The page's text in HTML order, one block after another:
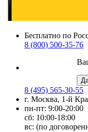
Бесплатно по
8 (800) 500-35-76
8 (495) 565-30-55
г. Москва, 1-й
пн-пт: 9:00-20:00
сб: 10:00-18:00
вс: (по